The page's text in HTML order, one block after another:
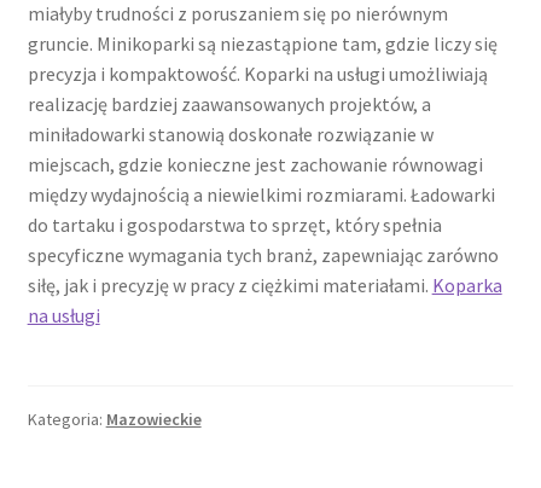
miałyby trudności z poruszaniem się po nierównym
gruncie. Minikoparki są niezastąpione tam, gdzie liczy się
precyzja i kompaktowość. Koparki na usługi umożliwiają
realizację bardziej zaawansowanych projektów, a
miniładowarki stanowią doskonałe rozwiązanie w
miejscach, gdzie konieczne jest zachowanie równowagi
między wydajnością a niewielkimi rozmiarami. Ładowarki
do tartaku i gospodarstwa to sprzęt, który spełnia
specyficzne wymagania tych branż, zapewniając zarówno
siłę, jak i precyzję w pracy z ciężkimi materiałami. Koparka
na usługi
Kategoria: Mazowieckie